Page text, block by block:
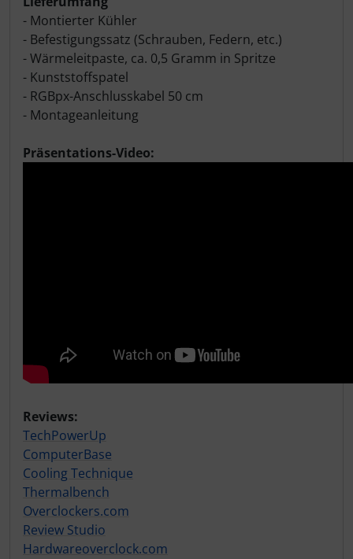
- Montierter Kühler
- Befestigungssatz (Schrauben, Federn, etc.)
- Wärmeleitpaste, ca. 0,5 Gramm in Spritze
- Kunststoffspatel
- RGBpx-Anschlusskabel 50 cm
- Montageanleitung
Präsentations-Video:
Reviews:
TechPowerUp
ComputerBase
Cooling Technique
Thermalbench
Overclockers.com
Review Studio
Hardwareoverclock.com